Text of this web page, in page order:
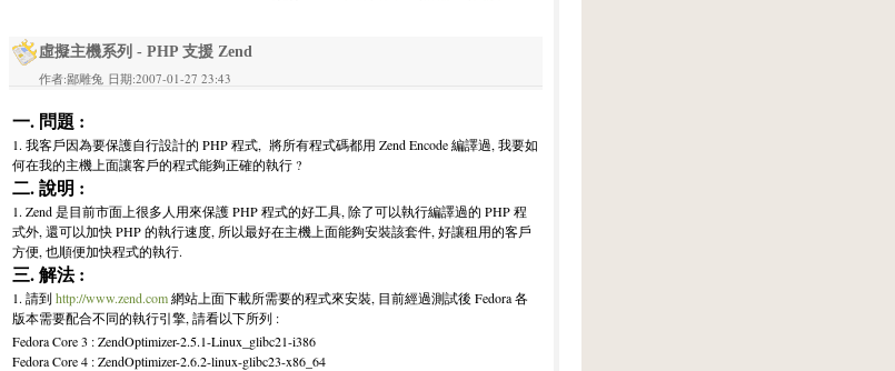
虛擬主機系列 - PHP 支援 Zend
作者:鄙雕兔 日期:2007-01-27 23:43
一. 問題 :
1. 我客戶因為要保護自行設計的 PHP 程式, 將所有程式碼都用 Zend Encode 編譯過, 我要如
何在我的主機上面讓客戶的程式能夠正確的執行 ?
二. 說明 :
1. Zend 是目前市面上很多人用來保護 PHP 程式的好工具, 除了可以執行編譯過的 PHP 程
式外, 還可以加快 PHP 的執行速度, 所以最好在主機上面能夠安裝該套件, 好讓租用的客戶
方便, 也順便加快程式的執行.
三. 解法 :
1. 請到http://www.zend.com網站上面下載所需要的程式來安裝, 目前經過測試後 Fedora 各
版本需要配合不同的執行引擎, 請看以下所列 :
Fedora Core 3 : ZendOptimizer-2.5.1-Linux_glibc21-i386
Fedora Core 4 : ZendOptimizer-2.6.2-linux-glibc23-x86_64